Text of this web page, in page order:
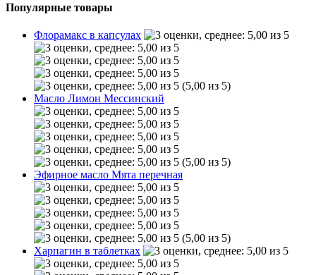
Популярные товары
Флорамакс в капсулах
(5,00 из 5)
Масло Лимон Мессинский
(5,00 из 5)
Эфирное масло Мята перечная
(5,00 из 5)
Харпагин в таблетках